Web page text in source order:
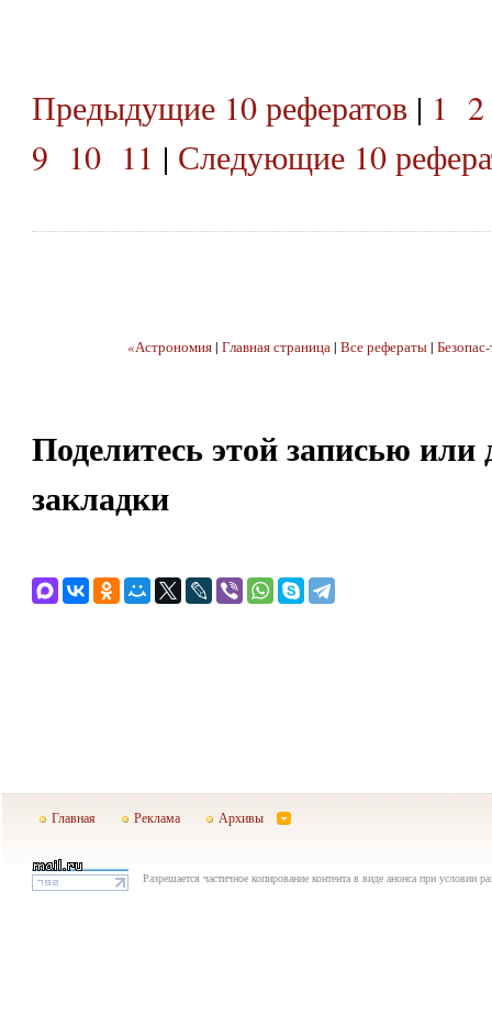
Предыдущие 10 рефератов | 1
2
9 10 11 | Следующие 10
«Астрономия| Главная страница| Все рефераты|
Поделитесь этой записью или
закладки
Главная Реклама Архивы
Разрешается частичное копирование контента в виде анонса при условии